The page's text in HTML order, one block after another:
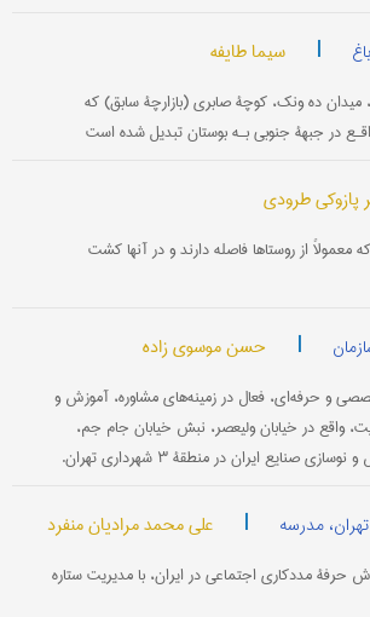
| سیما طایفه
میدان ده ونک، کوچۀ صابری (بازارچۀ سابق) که
در جبهۀ جنوبی بـه بوستان تبدیل شده است
پازوکی طرودی
معمولاً از روستاها فاصله دارند و در آنها کشت
| حسن موسوی زاده
و حرفه‌ای، فعال در زمینه‌های مشاوره، آموزش و
واقع در خیابان ولیعصر، نبش خیابان جام جم،
صنایع ایران در منطقۀ ۳ شهرداری تهران.
مدرسه | علی محمد مرادیان منفرد
مددکاری اجتماعی در ایران، با مدیریت ستاره